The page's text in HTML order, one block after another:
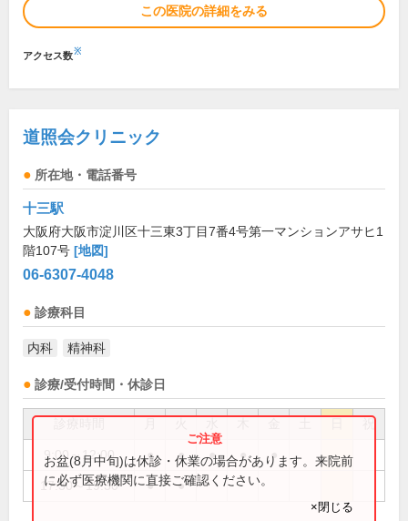
この医院の詳細をみる
アクセス数※
道照会クリニック
所在地・電話番号
十三駅
大阪府大阪市淀川区十三東3丁目7番4号第一マンションアサヒ1
階107号 [地図]
06-6307-4048
診療科目
内科 精神科
診療/受付時間・休診日
祝
9:00～12:00 ● ● ● ● ●
17:30～19:30 ● ●
お盆(8月中旬)は休診・休業の場合があります。来院前
に必ず医療機関に直接ご確認ください。
×閉じる